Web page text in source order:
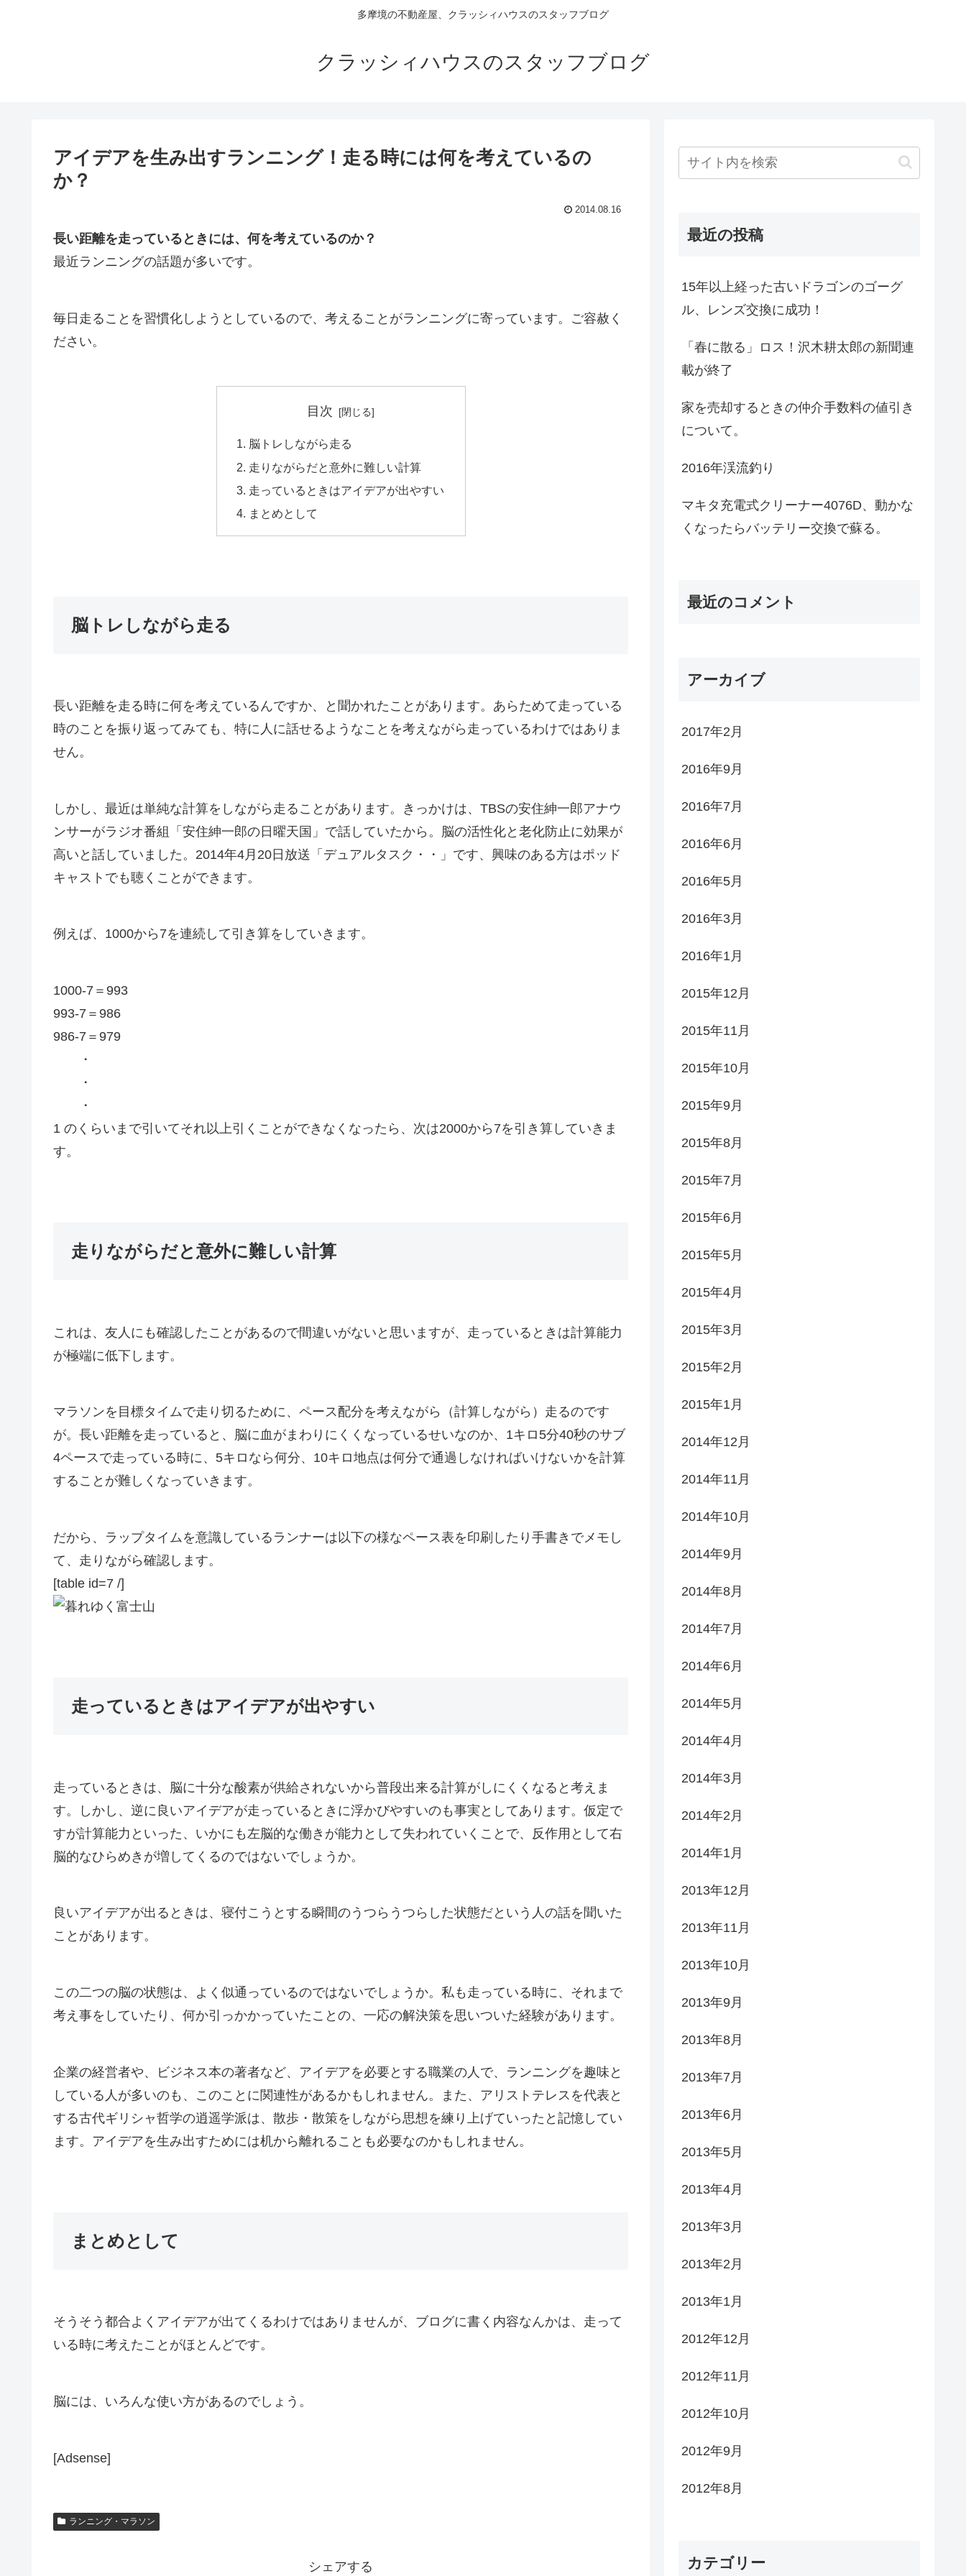
多摩境の不動産屋、クラッシィハウスのスタッフブログ
クラッシィハウスのスタッフブログ
アイデアを生み出すランニング！走る時には何を考えているの
か？
2014.08.16
長い距離を走っているときには、何を考えているのか？
最近ランニングの話題が多いです。
毎日走ることを習慣化しようとしているので、考えることがランニングに寄っています。ご容赦く
ださい。
目次
脳トレしながら走る
走りながらだと意外に難しい計算
走っているときはアイデアが出やすい
まとめとして
脳トレしながら走る
長い距離を走る時に何を考えているんですか、と聞かれたことがあります。あらためて走っている
時のことを振り返ってみても、特に人に話せるようなことを考えながら走っているわけではありま
せん。
しかし、最近は単純な計算をしながら走ることがあります。きっかけは、 TBSの安住紳一郎アナウ
ンサーがラジオ番組「安住紳一郎の日曜天国」で話していたから。脳の活性化と老化防止に効果が
高いと話していました。2014年4月20日放送「デュアルタスク・・」です、興味のある方はポッド
キャストでも聴くことができます。
例えば、1000から7を連続して引き算をしていきます。
1000-7＝993
993-7＝986
986-7＝979
・
・
・
1 のくらいまで引いてそれ以上引くことができなくなったら、次は2000から7を引き算していきま
す。
走りながらだと意外に難しい計算
これは、友人にも確認したことがあるので間違いがないと思いますが、 走っているときは計算能力
が極端に低下 します。
マラソンを目標タイムで走り切るために、ペース配分を考えながら（計算しながら）走るのです
が。長い距離を走っていると、脳に血がまわりにくくなっているせいなのか、1キロ5分40秒のサブ
4ペースで走っている時に、5キロなら何分、10キロ地点は何分で通過しなければいけないかを計算
することが難しくなっていきます。
だから、ラップタイムを意識しているランナーは以下の様なペース表を印刷したり手書きでメモし
て、走りながら確認します。
[table id=7 /]
走っているときはアイデアが出やすい
走っているときは、脳に十分な酸素が供給されないから普段出来る計算がしにくくなると考えま
す。しかし、 逆に良いアイデアが走っているときに浮かびやすいのも事実 としてあります。仮定で
すが計算能力といった、いかにも左脳的な働きが能力として失われていくことで、反作用として右
脳的なひらめきが増してくるのではないでしょうか。
良いアイデアが出るときは、寝付こうとする瞬間のうつらうつらした状態だという人の話を聞いた
ことがあります。
この二つの脳の状態は、よく似通っているのではないでしょうか。 私も走っている時に、それまで
考え事をしていたり、何か引っかかっていたことの、一応の解決策を思いついた経験があります。
企業の経営者や、ビジネス本の著者など、アイデアを必要とする職業の人で、ランニングを趣味と
している人が多いのも、このことに関連性があるかもしれません。また、アリストテレスを代表と
する古代ギリシャ哲学の逍遥学派は、散歩・散策をしながら思想を練り上げていったと記憶してい
ます。アイデアを生み出すためには机から離れることも必要なのかもしれません。
まとめとして
そうそう都合よくアイデアが出てくるわけではありませんが、ブログに書く内容なんかは、走って
いる時に考えたことがほとんどです。
脳には、いろんな使い方があるのでしょう。
[Adsense]
ランニング・マラソン
シェアする
最近の投稿
15年以上経った古いドラゴンのゴーグ
ル、レンズ交換に成功！
「春に散る」ロス！沢木耕太郎の新聞連
載が終了
家を売却するときの仲介手数料の値引き
について。
2016年渓流釣り
マキタ充電式クリーナー4076D、動かな
くなったらバッテリー交換で蘇る。
最近のコメント
アーカイブ
2017年2月
2016年9月
2016年7月
2016年6月
2016年5月
2016年3月
2016年1月
2015年12月
2015年11月
2015年10月
2015年9月
2015年8月
2015年7月
2015年6月
2015年5月
2015年4月
2015年3月
2015年2月
2015年1月
2014年12月
2014年11月
2014年10月
2014年9月
2014年8月
2014年7月
2014年6月
2014年5月
2014年4月
2014年3月
2014年2月
2014年1月
2013年12月
2013年11月
2013年10月
2013年9月
2013年8月
2013年7月
2013年6月
2013年5月
2013年4月
2013年3月
2013年2月
2013年1月
2012年12月
2012年11月
2012年10月
2012年9月
2012年8月
カテゴリー